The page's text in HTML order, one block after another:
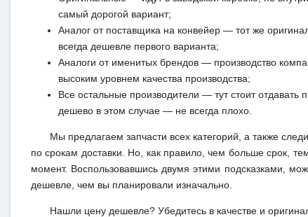
самый дорогой вариант;
Аналог от поставщика на конвейер — тот же
всегда дешевле первого варианта;
Аналоги от именитых брендов — производство
высоким уровнем качества производства;
Все остальные производители — тут стоит
дешево в этом случае — не всегда плохо.
Мы предлагаем запчасти всех категорий, а также
по срокам доставки. Но, как правило, чем больше срок,
момент. Воспользовавшись двумя этими подсказками,
дешевле, чем вы планировали изначально.
Нашли цену дешевле? Убедитесь в качестве и